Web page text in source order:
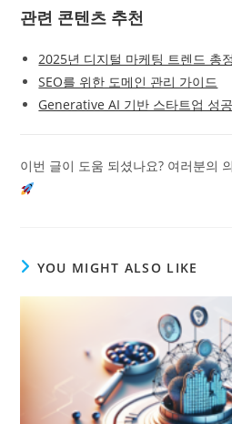
관련 콘텐츠 추천
2025년 디지털 마케팅 트렌드 총
SEO를 위한 도메인 관리 가이드
Generative AI 기반 스타트업 성
이번 글이 도움 되셨나요? 여러분의
YOU MIGHT ALSO LIKE